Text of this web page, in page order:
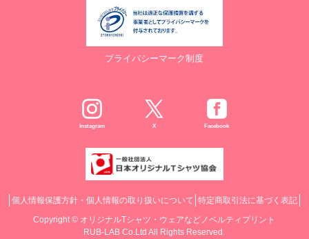
プライバシーマーク制度
Instagram X Facebook
個人情報保護方針・個人情報の取り扱いについて 特定商取引法に基づく表記
Copyright © オリジナルTシャツ・ウェアなどノベルティプリント
RUB-LAB Co.Ltd All Rights Reserved.